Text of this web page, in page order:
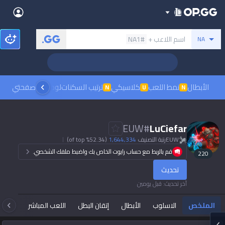
NA بحث عن المستدعي
اسم اللاعب + #NA1
الأبطال N نمط اللعب U كلاسيكي Nترتيب السكناتلوحات الصدارة
صفحتي
220
LuCiefar
#
EUW
EUWرتبة التصنيف 1,644,334
(52.34% of top)
قم بالربط مع حساب رايوت الخاص بك واضبط ملفك الشخصي.
تحديث
آخر تحديث:قبل يومين
الملخص الاسلوب الأبطال إتقان البطل اللعب المباشر
League of Legends
Teamfight Tactics
Pokémon Champions
Beta
ROBLOX
OVERWATCH2
Pokémon Pokopia
Arc Raiders
Slay The Spire 2
Counter Strike 2
Beta
Fortnite
Sign in
Language
العربية
Dark mode
Back
العربية
English
日本語
język polski
Deutsch